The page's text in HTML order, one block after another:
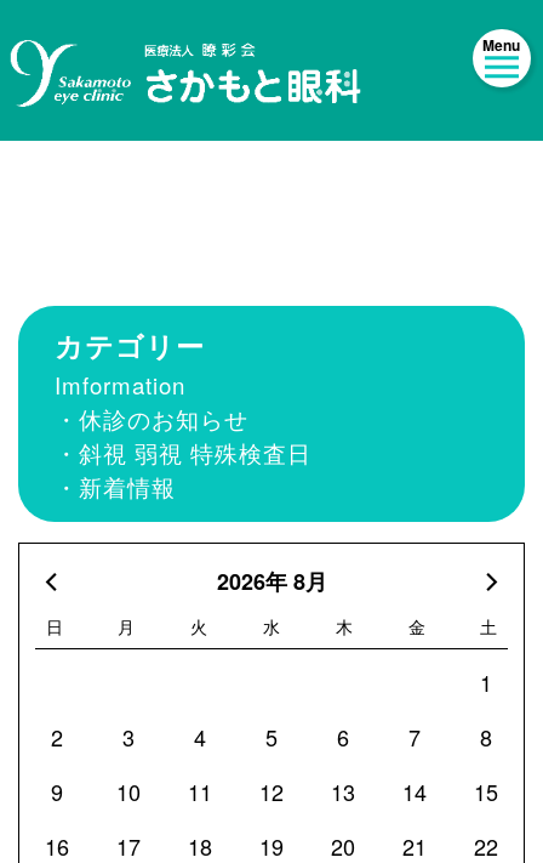
カテゴリー
Imformation
・休診のお知らせ
・斜視 弱視 特殊検査日
・新着情報
2026年 8月
日 月 火 水 木 金 土
1
2
3 4 5 6 7
8
9
10 11 12 13 14
15
16
17 18 19 20 21
22